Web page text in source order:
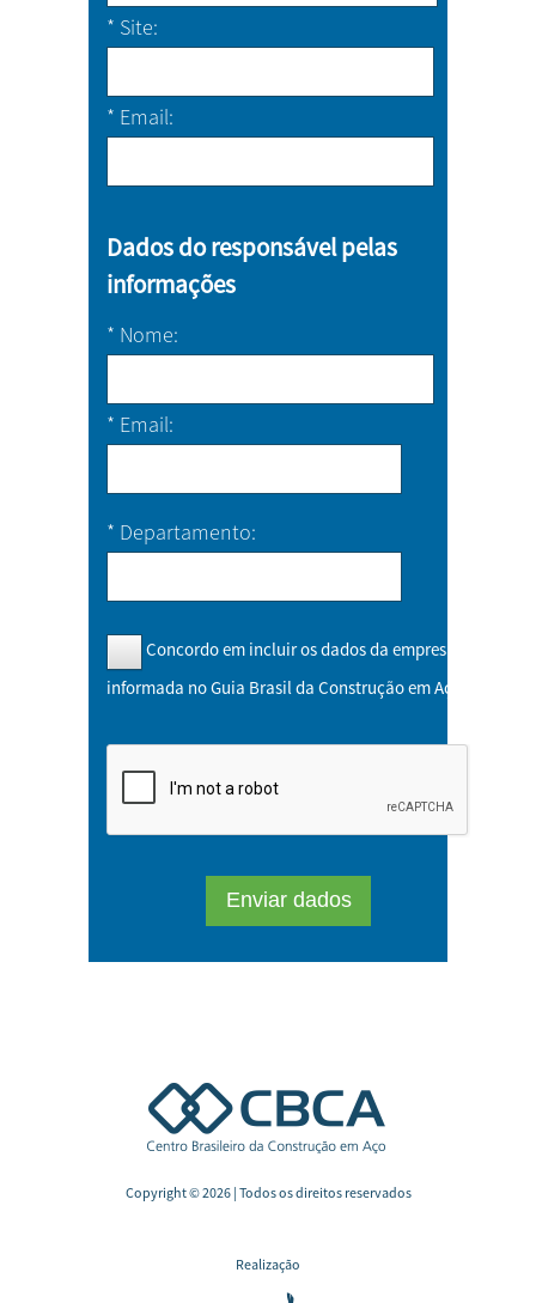
* Site
* Email
Dados do responsável pelas
informações
* Nome
* Email
* Departamento
informada no Guia Brasil da Construção em Aço
Copyright © 2026 | Todos os direitos reservados
Realização